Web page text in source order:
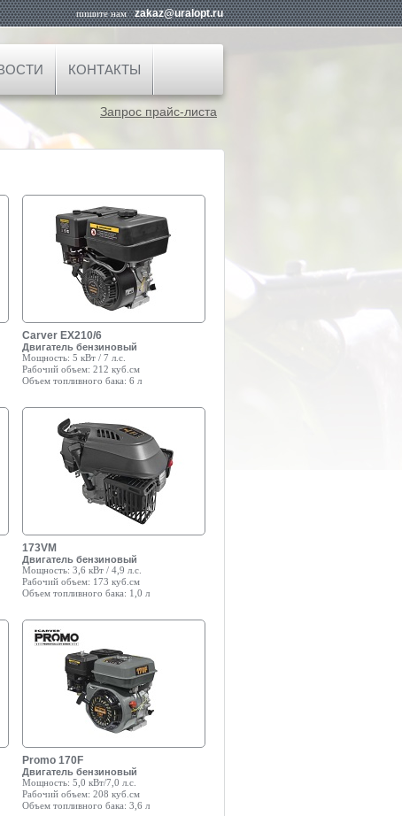
пишите намzakaz@uralopt.ru
КОНТАКТЫ
Запрос прайс-листа
Carver EX210/6
Двигатель бензиновый
Мощность: 5 кВт / 7 л.с.
Рабочий объем: 212 куб.см
Объем топливного бака: 6 л
173VM
Двигатель бензиновый
Мощность: 3,6 кВт / 4,9 л.с.
Рабочий объем: 173 куб.см
Объем топливного бака: 1,0 л
Promo 170F
Двигатель бензиновый
Мощность: 5,0 кВт/7,0 л.с.
Рабочий объем: 208 куб.см
Объем топливного бака: 3,6 л